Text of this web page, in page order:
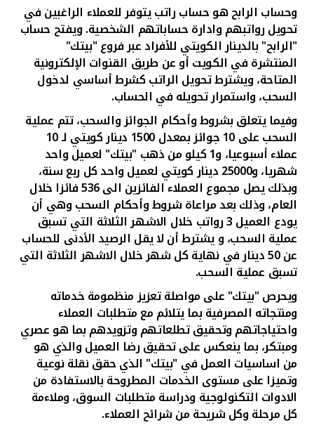
وحساب الرابح هو حساب راتب يتوفر للعملاء الراغبين في
تحويل رواتبهم وادارة حساباتهم الشخصية. ويفتح حساب
"الرابح" بالدينار الكويتي للأفرادعبر فروع "بيتك"
المنتشرة في الكويت أو عن طريق القنوات الإلكترونية
المتاحة، ويشترط تحويل الراتب كشرط أساسي لدخول
السحب، واستمرار تحويله في الحساب.
وفيما يتعلق بشروط وأحكام الجوائز والسحب، تتم عملية
السحب على 10 جوائز بمعدل 1500 دينار كويتي لـ 10
عملاء أسبوعيا، و1 كيلو من ذهب "بيتك" لعميل واحد
شهريا، و25000 دينار كويتي لعميل واحد كل ربع سنة،
وبذلك يصل مجموع العملاء الفائزين الى 536 فائزا خلال
العام، وذلك بعد مراعاة شروط وأحكام السحب وهي أن
يودع العميل 3 رواتب خلال الاشهر الثلاثة التي تسبق
عملية السحب، و يشترط أن لا يقل الرصيد الأدنى للحساب
عن 50 دينار في نهاية كل شهر خلال الاشهر الثلاثة التي
تسبق عملية السحب.
ويحرص "بيتك" على مواصلة تعزيز منظمومة خدماته
ومنتجاته المصرفية بما يتلائم مع متطلبات العملاء
واحتياجاتهم وتحقيق تطلعاتهم وتزويدهم بما هو عصري
ومبتكر، بما ينعكس على تحقيق رضا العميل والذي هو
من اساسيات العمل في "بيتك" الذي حقق نقلة نوعية
وتميزا على مستوى الخدمات المطروحة بالاستفادة من
الادوات التكنولوجية ودراسة متطلبات السوق، وملاءمة
كل مرحلة وكل شريحة من شرائح العملاء.